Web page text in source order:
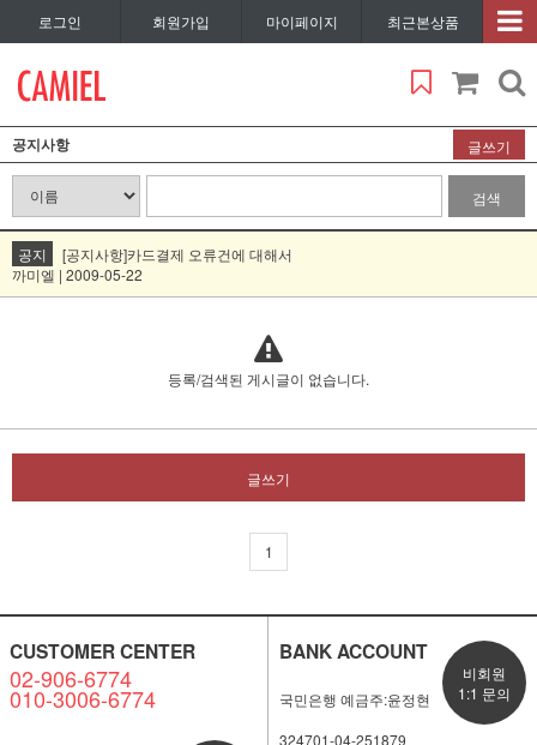
로그인 회원가입 마이페이지 최근본상품
공지사항 글쓰기
검색
공지
[공지사항]카드결제 오류건에 대해서
까미엘 | 2009-05-22
등록/검색된 게시글이 없습니다.
글쓰기
1
CUSTOMER CENTER
02-906-6774
010-3006-6774
BANK ACCOUNT
국민은행 예금주:윤정현
324701-04-251879
비회원
1:1 문의